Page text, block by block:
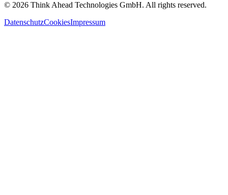
© 2026 Think Ahead Technologies GmbH. All rights reserved.
DatenschutzCookiesImpressum